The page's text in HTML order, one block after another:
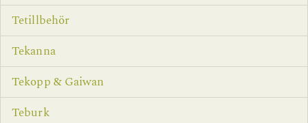
Tetillbehör
Tekanna
Tekopp & Gaiwan
Teburk